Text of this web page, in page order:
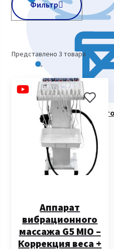
Курсы
Все
Фильтр
Представлено 3 товара
Аппарат
вибрационного
массажа G5 MIO –
Коррекция веса +